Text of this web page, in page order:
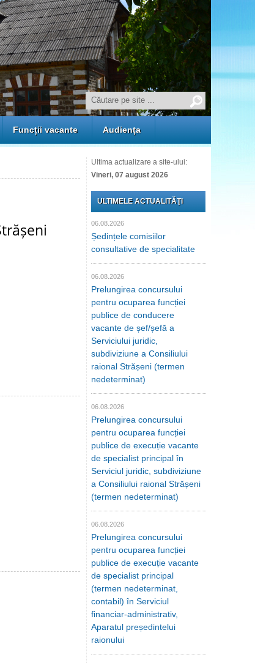
Funcții vacante Audiența
Ultima actualizare a site-ului:
Vineri, 07 august 2026
ULTIMELE ACTUALITĂŢI
06.08.2026
Ședințele comisiilor
consultative de specialitate
06.08.2026
Prelungirea concursului
pentru ocuparea funcției
publice de conducere
vacante de șef/șefă a
Serviciului juridic,
subdiviziune a Consiliului
raional Strășeni (termen
nedeterminat)
06.08.2026
Prelungirea concursului
pentru ocuparea funcției
publice de execuție vacante
de specialist principal în
Serviciul juridic, subdiviziune
a Consiliului raional Strășeni
(termen nedeterminat)
06.08.2026
Prelungirea concursului
pentru ocuparea funcției
publice de execuție vacante
de specialist principal
(termen nedeterminat,
contabil) în Serviciul
financiar-administrativ,
Aparatul președintelui
raionului